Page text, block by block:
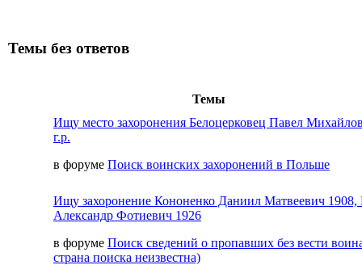
Темы без ответов
Темы
Ищу место захоронения Белоцерковец Павел
г.р.
в форуме Поиск воинских захоронений в Польше
Ищу захоронение Кононенко Даниил Матвеевич 1908,
Александр Фотиевич 1926
в форуме Поиск сведений о пропавших без вести
страна поиска неизвестна)